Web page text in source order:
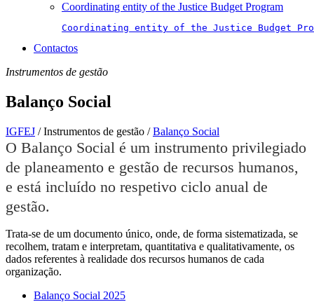
Coordinating entity of the Justice Budget Program
Coordinating entity of the Justice Budget
Contactos
Instrumentos de gestão
Balanço Social
IGFEJ /Instrumentos de gestão /Balanço Social
O Balanço Social é um instrumento privilegiado
de planeamento e gestão de recursos humanos,
e está incluído no respetivo ciclo anual de
gestão.
Trata-se de um documento único, onde, de forma sistematizada, se
recolhem, tratam e interpretam, quantitativa e qualitativamente, os
dados referentes à realidade dos recursos humanos de cada
organização.
Balanço Social 2025